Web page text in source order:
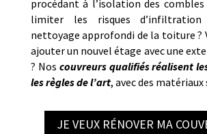
procédant à l’isolation des combles
limiter les risques
nettoyage approfondi de la toiture ?
ajouter un nouvel étage avec une
? Nos couvreurs qualifiés réalisent
les règles de l’art, avec des matériaux
JE VEUX RÉNOVER MA